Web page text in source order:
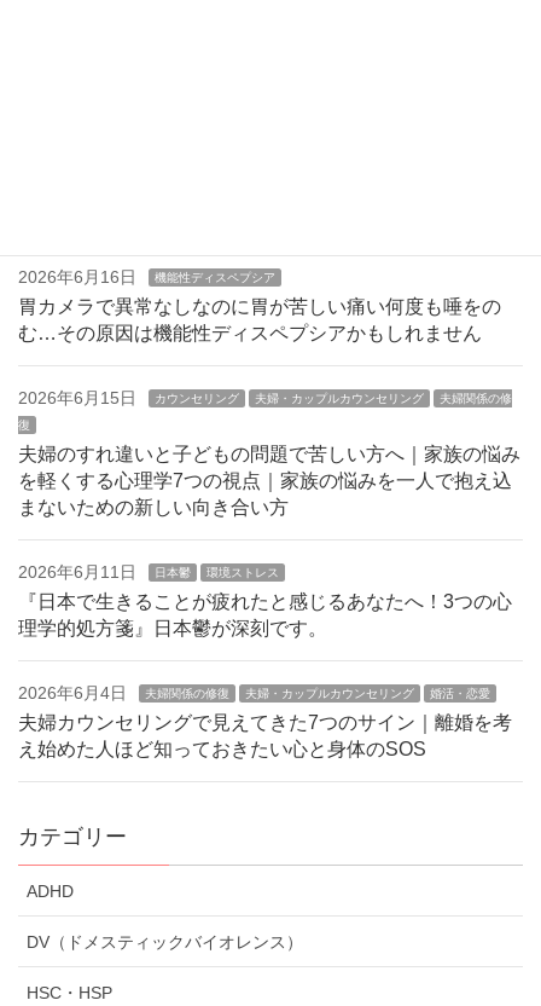
2026年6月16日 機能性ディスペプシア
胃カメラで異常なしなのに胃が苦しい痛い何度も唾をの
む…その原因は機能性ディスペプシアかもしれません
2026年6月15日 カウンセリング 夫婦・カップルカウンセリング
夫婦関係の修
復
夫婦のすれ違いと子どもの問題で苦しい方へ｜家族の悩み
を軽くする心理学7つの視点｜家族の悩みを一人で抱え込
まないための新しい向き合い方
2026年6月11日 日本鬱 環境ストレス
『日本で生きることが疲れたと感じるあなたへ！3つの心
理学的処方箋』日本鬱が深刻です。
2026年6月4日 夫婦関係の修復 夫婦・カップルカウンセリング 婚活・恋愛
夫婦カウンセリングで見えてきた7つのサイン｜離婚を考
え始めた人ほど知っておきたい心と身体のSOS
カテゴリー
ADHD
DV（ドメスティックバイオレンス）
HSC・HSP